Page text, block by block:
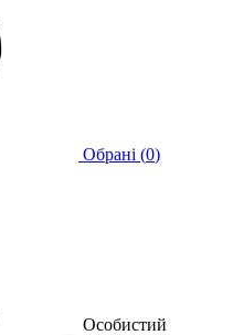
Обрані (0)
Особистий